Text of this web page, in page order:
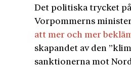
Det politiska trycket
Vorpommerns
att mer och mer
skapandet av den
sanktionerna mot